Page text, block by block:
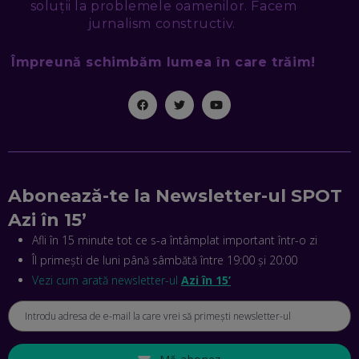
EP. 46
MIHAI CEPOI, JOBFUL: SCHIMBĂM MODUL ÎN CARE APLICI
DISPECERAT AUTOMAT DE PE PIAȚĂ! CUM POATE
REVOLUȚIONA LIVRĂRILE RAPIDE, DIN ROMÂNIA PÂNĂ ÎN
ASIA
EP. 43
MAI MEARGĂ PREA MULT CU MANȚOGĂRII! DACĂ NU NE
RESPECTĂM OBLIGAȚIILE EUROPENE, VOM AVEA
PROBLEME
EP. 42
soluții la problemele oamenilor. Facem
jurnalism constructiv.
Împreună schimbăm lumea în care trăim!
Abonează-te la Newsletter-ul SPOT
Azi în 15’
Afli în 15 minute tot ce s-a întâmplat important într-o zi
Îl primești de luni până sâmbătă între 19:00 și 20:00
Vezi cum arată newsletter-ul Azi în 15’